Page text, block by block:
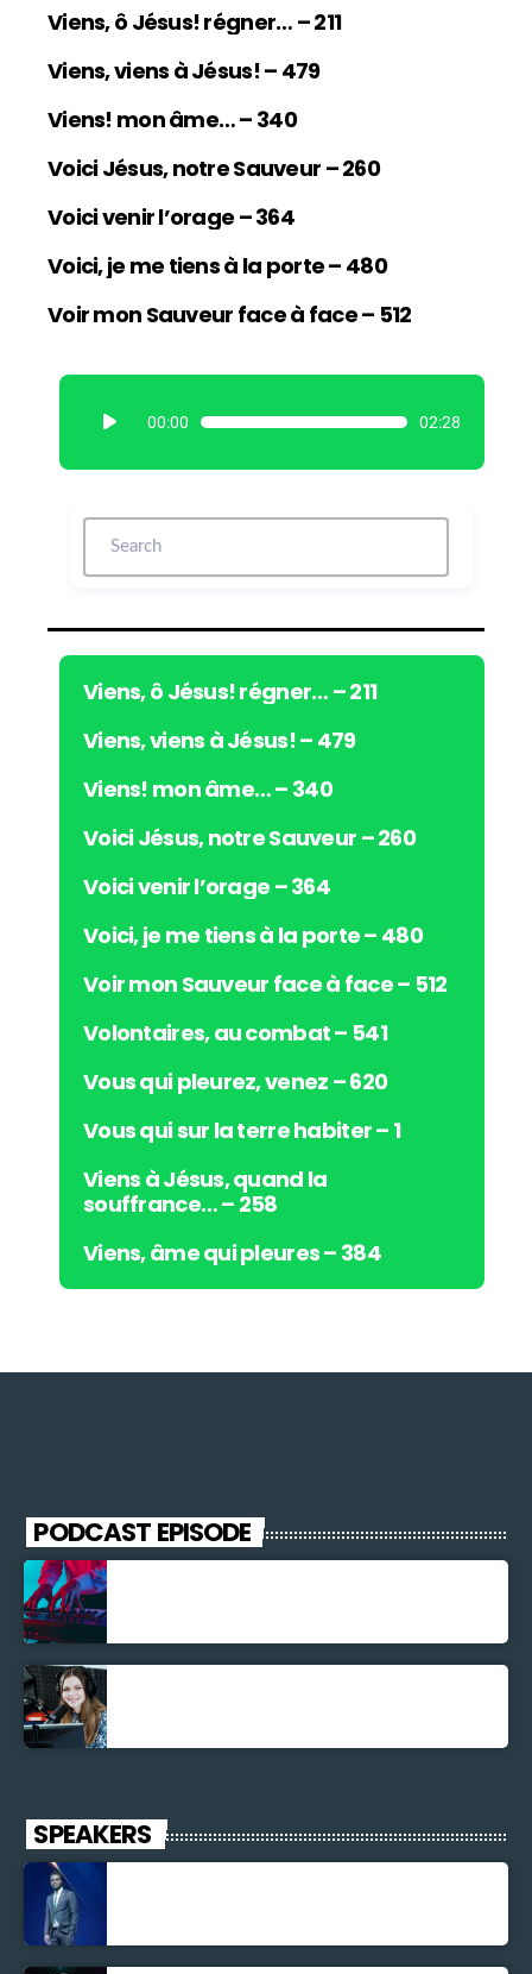
Viens, ô Jésus! régner… – 211
Viens, viens à Jésus! – 479
Viens! mon âme… – 340
Voici Jésus, notre Sauveur – 260
Voici venir l’orage – 364
Voici, je me tiens à la porte – 480
Voir mon Sauveur face à face – 512
c
e
r
u
d
i
00:00 02:28
Viens, ô Jésus! régner… – 211
Viens, viens à Jésus! – 479
Viens! mon âme… – 340
Voici Jésus, notre Sauveur – 260
Voici venir l’orage – 364
Voici, je me tiens à la porte – 480
Voir mon Sauveur face à face – 512
Volontaires, au combat – 541
Vous qui pleurez, venez – 620
Vous qui sur la terre habiter – 1
Viens à Jésus, quand la
souffrance… – 258
Viens, âme qui pleures – 384
PODCAST EPISODE
SPEAKERS